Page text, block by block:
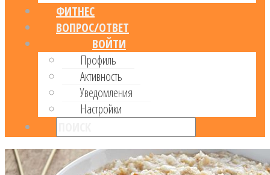
ФИТНЕС
ВОПРОС/ОТВЕТ
ВОЙТИ
Профиль
Активность
Уведомления
Настройки